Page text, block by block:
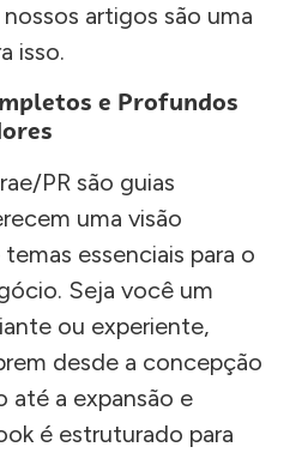
artigos são uma
isso.
e Profundos
PR são guias
uma visão
essenciais para o
Seja você um
ou experiente,
desde a concepção
até a expansão e
é estruturado para